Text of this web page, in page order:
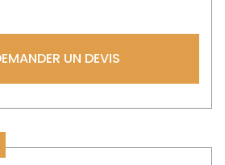
UN DEVIS